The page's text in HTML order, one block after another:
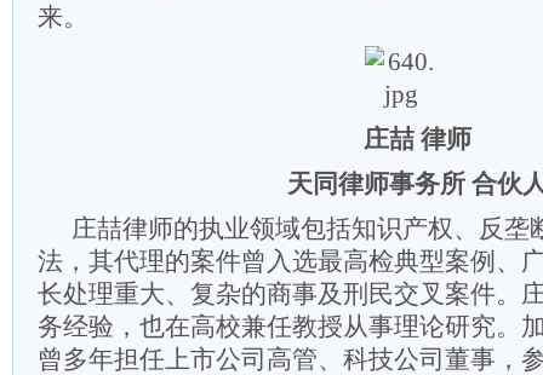
来。
庄喆 律师
天同律师事务所 合伙
庄喆律师的执业领域包括知识产权、反垄
法，其代理的案件曾入选最高检典型案例 、
长处理重大、复杂的商事及刑民交叉案件。
务经验，也在高校兼任教授从事理论研究。
曾多年担任上市公司高管、科技公司董事，